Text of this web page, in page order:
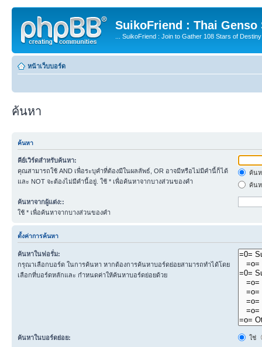
SuikoFriend : Thai Genso
... SuikoFriend : Join to Gather 108 Stars of
หน้าเว็บบอร์ด
ค้นหา
ค้นหา
คีย์เวิร์ดสำหรับค้นหา:
คุณสามารถใช้ AND เพื่อระบุคำที่ต้องมีในผลลัพธ์, OR อาจมีหรือไม่มีคำนี้ก็ได้
และ NOT จะต้องไม่มีคำนี้อยู่. ใช้ * เพื่อค้นหาจากบางส่วนของคำ
ค้น
ค้น
ค้นหาจากผู้แต่ง::
ใช้ * เพื่อค้นหาจากบางส่วนของคำ
ตั้งค่าการค้นหา
ค้นหาในฟอรั่ม:
กรุณาเลือกบอร์ด ในการค้นหา หากต้องการค้นหาบอร์ดย่อยสามารถทำได้โดย
เลือกที่บอร์ดหลักและ กำหนดค่าให้ค้นหาบอร์ดย่อยด้วย
ค้นหาในบอร์ดย่อย: ใช่